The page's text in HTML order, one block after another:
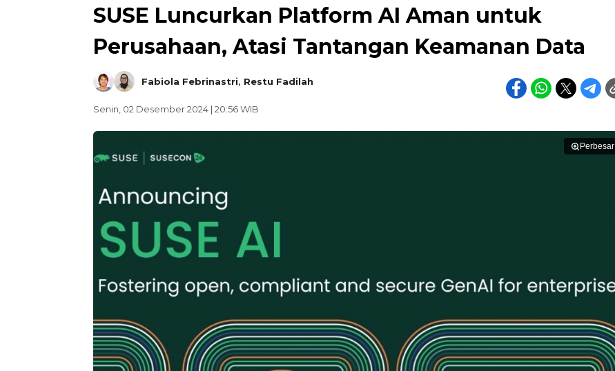
SUSE Luncurkan Platform AI Aman untuk
Perusahaan, Atasi Tantangan Keamanan Data
Fabiola Febrinastri, Restu Fadilah
Senin, 02 Desember 2024 | 20:56 WIB
Perbesar